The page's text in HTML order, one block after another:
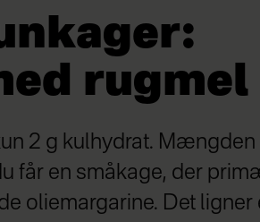
rugmel
2 g kulhydrat. Mængden
får en småkage, der
oliemargarine. Det ligner